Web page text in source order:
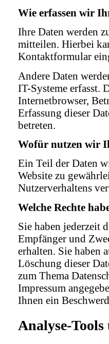
Wie erfassen wir
Ihre Daten werden
mitteilen. Hierbei
Kontaktformular
Andere Daten
IT-Systeme erfasst.
Internetbrowser,
Erfassung dieser
betreten.
Wofür nutzen wir
Ein Teil der Daten
Website zu
Nutzerverhaltens
Welche Rechte
Sie haben jederzeit
Empfänger und
erhalten. Sie haben
Löschung dieser
zum Thema
Impressum
Ihnen ein
Analyse-